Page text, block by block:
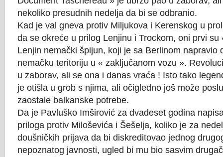
nekoliko presudnih nedelja da bi se odbranio.
Kad je val gneva protiv Miljukova i Kerenskog u
da se okreće u prilog Lenjinu i Trockom, oni prvi su
Lenjin nemački špijun, koji je sa Berlinom napravio
nemačku teritoriju u « zaključanom vozu ».
u zaborav, ali se ona i danas vraća ! Isto tako
je otišla u grob s njima, ali očigledno još može
zaostale balkanske potrebe.
Da je Pavluško Imširović za dvadeset godina
priloga protiv Miloševića i Šešelja, koliko je za
doušničkih prijava da bi diskreditovao jednog
nepoznatog javnosti, ugled bi mu bio sasvim